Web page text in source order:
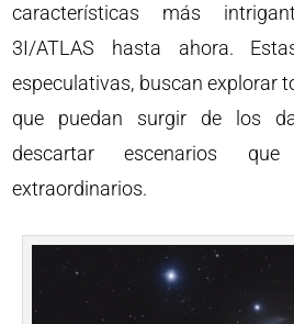
características más
3I/ATLAS hasta ahora.
especulativas, buscan explorar
que puedan surgir de los
descartar escenarios
extraordinarios.